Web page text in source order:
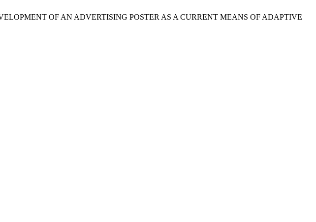
OF AN ADVERTISING POSTER AS A CURRENT MEANS OF ADAPTIVE